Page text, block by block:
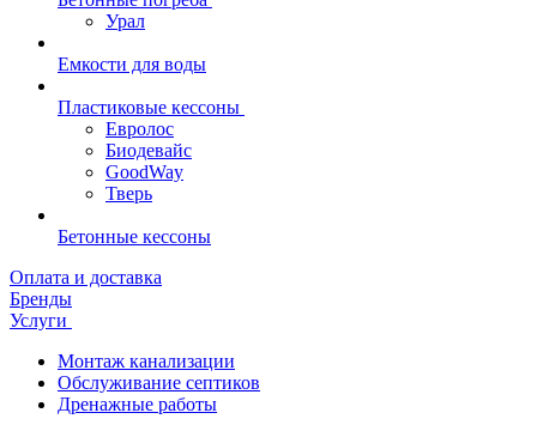
Урал
Емкости для воды
Пластиковые кессоны
Евролос
Биодевайс
GoodWay
Тверь
Бетонные кессоны
Оплата и доставка
Бренды
Услуги
Монтаж канализации
Обслуживание септиков
Дренажные работы